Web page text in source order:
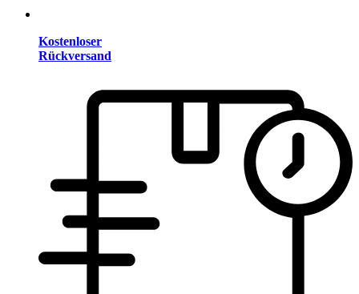
Kostenloser
Rückversand